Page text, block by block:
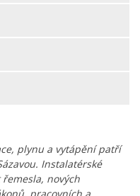
plynu a vytápění patří
Instalatérské
nových